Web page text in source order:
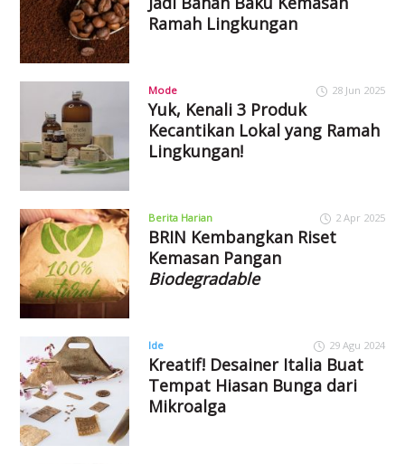
Ramah Lingkungan
Mode 28 Jun 2025
Yuk, Kenali 3 Produk
Kecantikan Lokal yang Ramah
Lingkungan!
Berita Harian 2 Apr 2025
BRIN Kembangkan Riset
Kemasan Pangan
Biodegradable
Ide 29 Agu 2024
Kreatif! Desainer Italia Buat
Tempat Hiasan Bunga dari
Mikroalga